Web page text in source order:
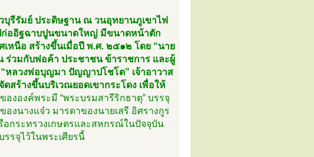
รีรัมย์ ประดิษฐาน ณ วนอุทยานภูเขาไฟ
ก่ออิฐฉาบปูนขนาดใหญ่ มีขนาดหน้าตัก
หนือ สร้างขึ้นเมื่อปี พ.ศ. ๒๕๑๒ โดย “นาย
วมกับพ่อค้า ประชาชน ข้าราชการ และผู้
หลวงพ่อบุญมา ปัญญาปโชโต” เจ้าอาวาส
ร้างขึ้นบริเวณยอดเขากระโดง เพื่อให้
ององค์พระมี “พระบรมสารีริกธาตุ” บรรจุ
งนางแจ๋ว มารดาของนายเสรี อิศรางกูร
อกระทรวงเกษตรและสหกรณ์ในปัจจุบัน
รจุไว้ในพระเศียรนี้